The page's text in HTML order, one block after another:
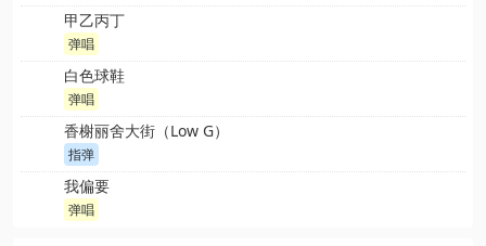
甲乙丙丁
弹唱
白色球鞋
弹唱
香榭丽舍大街（Low G）
指弹
我偏要
弹唱